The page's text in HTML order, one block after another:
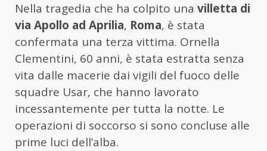
Nella tragedia che ha colpito una villetta di
via Apollo ad Aprilia, Roma, è stata
confermata una terza vittima. Ornella
Clementini, 60 anni, è stata estratta senza
vita dalle macerie dai vigili del fuoco delle
squadre Usar, che hanno lavorato
incessantemente per tutta la notte. Le
operazioni di soccorso si sono concluse alle
prime luci dell’alba.